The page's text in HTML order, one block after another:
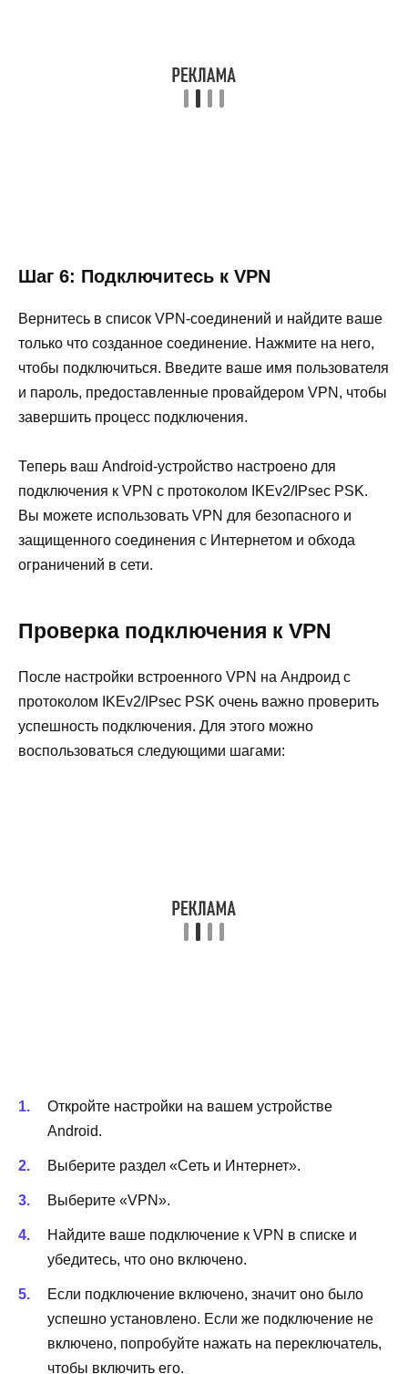
Шаг 6: Подключитесь к VPN
Вернитесь в список VPN-соединений и найдите ваше
только что созданное соединение. Нажмите на него,
чтобы подключиться. Введите ваше имя пользователя
и пароль, предоставленные провайдером VPN, чтобы
завершить процесс подключения.
Теперь ваш Android-устройство настроено для
подключения к VPN с протоколом IKEv2/IPsec PSK.
Вы можете использовать VPN для безопасного и
защищенного соединения с Интернетом и обхода
ограничений в сети.
Проверка подключения к VPN
После настройки встроенного VPN на Андроид с
протоколом IKEv2/IPsec PSK очень важно проверить
успешность подключения. Для этого можно
воспользоваться следующими шагами:
Откройте настройки на вашем устройстве
Android.
Выберите раздел «Сеть и Интернет».
Выберите «VPN».
Найдите ваше подключение к VPN в списке и
убедитесь, что оно включено.
Если подключение включено, значит оно было
успешно установлено. Если же подключение не
включено, попробуйте нажать на переключатель,
чтобы включить его.